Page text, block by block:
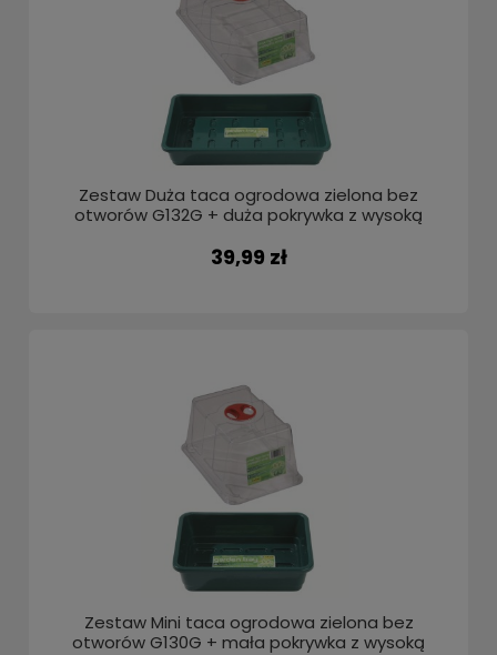
Zestaw Duża taca ogrodowa zielona bez
otworów G132G + duża pokrywka z wysoką
39,99 zł
Zestaw Mini taca ogrodowa zielona bez
otworów G130G + mała pokrywka z wysoką